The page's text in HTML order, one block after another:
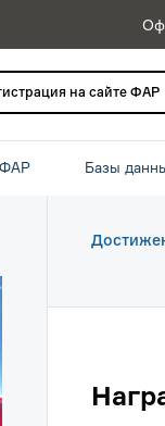
на сайте ФАР
ФАР Базы